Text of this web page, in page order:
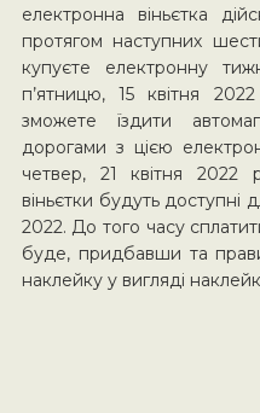
електронна віньєтка
протягом наступних
купуєте електронну
п’ятницю, 15 квітня
зможете їздити
дорогами з цією
четвер, 21 квітня 2022
віньєтки будуть доступні
2022. До того часу
буде, придбавши та
наклейку у вигляді